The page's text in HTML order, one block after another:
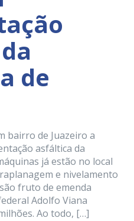
de
bairro de Juazeiro a
asfáltica da
já estão no local
e nivelamento
fruto de emenda
Adolfo Viana
Ao todo, […]